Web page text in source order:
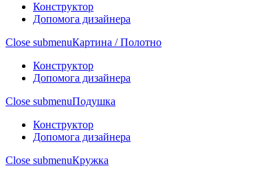
Конструктор
Допомога дизайнера
Close submenuКартина / Полотно
Конструктор
Допомога дизайнера
Close submenuПодушка
Конструктор
Допомога дизайнера
Close submenuКружка